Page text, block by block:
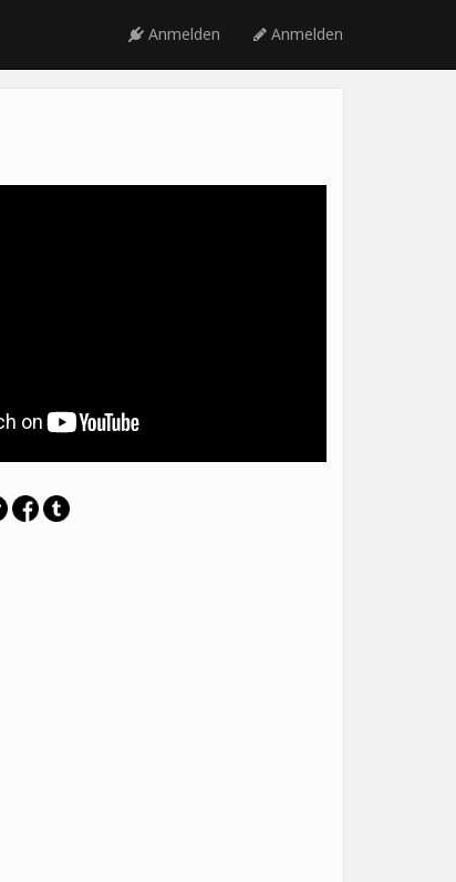
Anmelden Anmelden